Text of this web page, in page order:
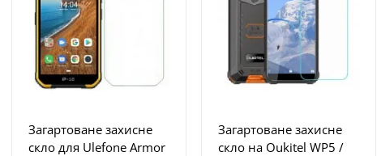
Загартоване захисне
скло для Ulefone Armor
Загартоване захисне
скло на Oukitel WP5 /